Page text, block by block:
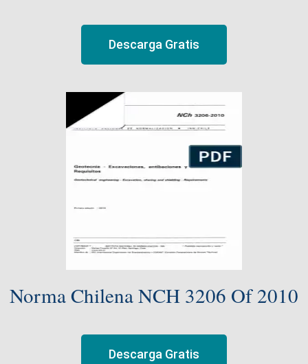
Descarga Gratis
Norma Chilena NCH 3206 Of 2010
Descarga Gratis